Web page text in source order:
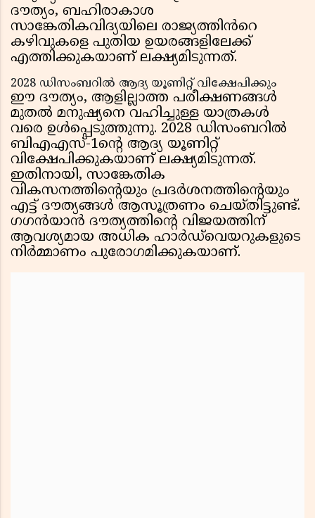
ദൗത്യം, ബഹിരാകാശ
സാങ്കേതികവിദ്യയിലെ രാജ്യത്തിൻറെ
കഴിവുകളെ പുതിയ ഉയരങ്ങളിലേക്ക്
എത്തിക്കുകയാണ് ലക്ഷ്യമിടുന്നത്.
2028 ഡിസംബറിൽ ആദ്യ യൂണിറ്റ് വിക്ഷേപിക്കും
ഈ ദൗത്യം, ആളില്ലാത്ത പരീക്ഷണങ്ങൾ
മുതൽ മനുഷ്യനെ വഹിച്ചുള്ള യാത്രകൾ
വരെ ഉൾപ്പെടുത്തുന്നു. 2028 ഡിസംബറിൽ
ബിഎഎസ്-1ന്റെ ആദ്യ യൂണിറ്റ്
വിക്ഷേപിക്കുകയാണ് ലക്ഷ്യമിടുന്നത്.
ഇതിനായി, സാങ്കേതിക
വികസനത്തിന്റെയും പ്രദർശനത്തിന്റെയും
എട്ട് ദൗത്യങ്ങൾ ആസൂത്രണം ചെയ്തിട്ടുണ്ട്.
ഗഗൻയാൻ ദൗത്യത്തിന്റെ വിജയത്തിന്
ആവശ്യമായ അധിക ഹാർഡ്‌വെയറുകളുടെ
നിർമ്മാണം പുരോഗമിക്കുകയാണ്.